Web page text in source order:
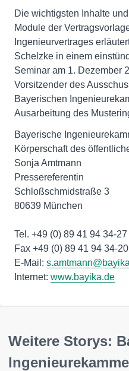
Die wichtigsten Inhalte
Module der
Ingenieurvertrages
Schelzke in einem
Seminar am 1. Dezember
Vorsitzender des
Bayerischen
Ausarbeitung des
Bayerische
Körperschaft des
Sonja Amtmann
Pressereferentin
Schloßschmidstraße 3
80639 München
Tel. +49 (0) 89 41 94 34-27
Fax +49 (0) 89 41 94 34-20
E-Mail:
Internet: www.bayika.de
Weitere Storys: